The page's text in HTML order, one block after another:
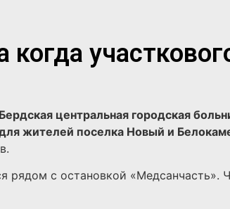
центральная городская
жителей поселка Новый и
рядом с остановкой «Медсанчасть».